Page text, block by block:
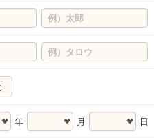
年 月 日